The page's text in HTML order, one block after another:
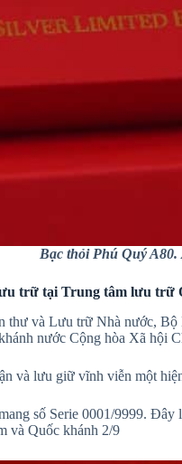
Bạc thỏi Phú Quý
trữ tại Trung tâm lưu trữ
và Lưu trữ Nhà nước,
nước Cộng hòa Xã hội
và lưu giữ vĩnh viễn một
số Serie 0001/9999. Đây
và Quốc khánh 2/9